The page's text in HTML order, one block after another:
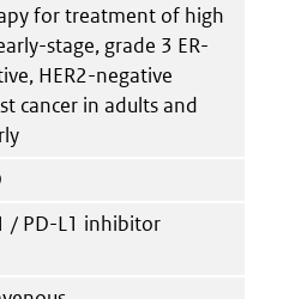
for treatment of high
stage, grade 3 ER-
HER2-negative
cancer in adults and
/ PD-L1 inhibitor